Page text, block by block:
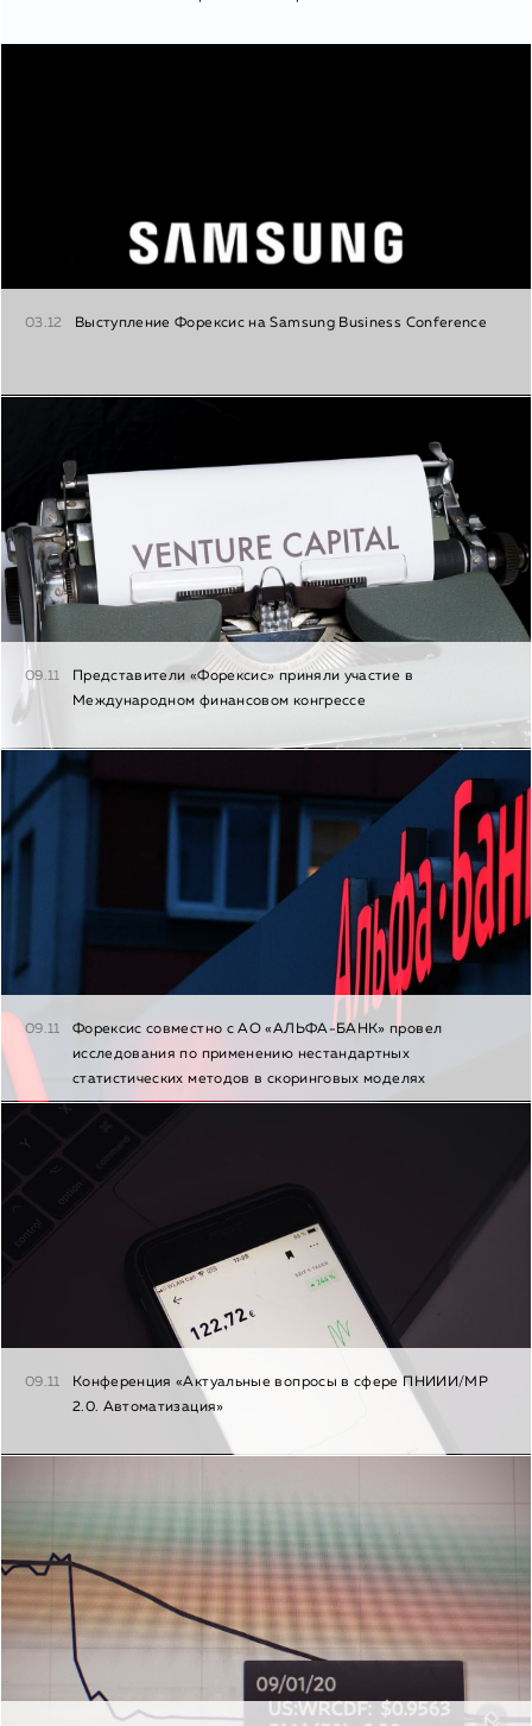
03.12 Выступление Форексис на Samsung Business Conference
09.11
Представители «Форексис» приняли участие в
Международном финансовом конгрессе
09.11
Форексис совместно с АО «АЛЬФА-БАНК» провел
исследования по применению нестандартных
статистических методов в скоринговых моделях
09.11
Конференция «Актуальные вопросы в сфере ПНИИИ/МР
2.0. Автоматизация»